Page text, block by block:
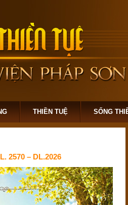
THIỀN TUỆ SỐNG
2570 – DL.2026